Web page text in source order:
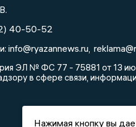
40-50-52
info@ryazannews.ru
ЭЛ № ФС 77 - 75881 от 13
в сфере связи,
Нажимая кнопку вы